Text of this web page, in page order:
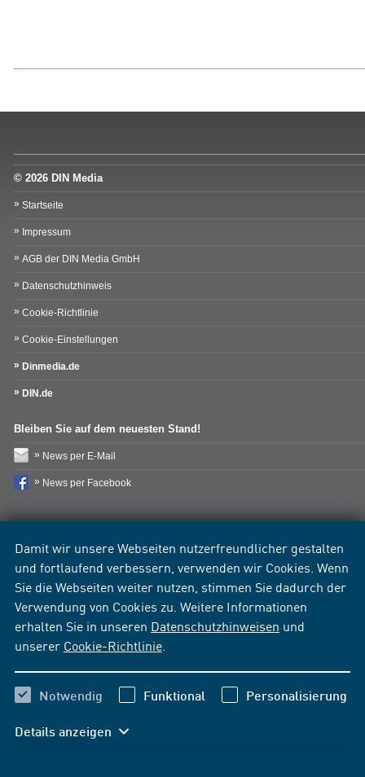
Damit wir unsere Webseiten nutzerfreundlicher gestalten
und fortlaufend verbessern, verwenden wir Cookies. Wenn
Sie die Webseiten weiter nutzen, stimmen Sie dadurch der
Verwendung von Cookies zu. Weitere Informationen
erhalten Sie in unseren Datenschutzhinweisen und
unserer Cookie-Richtlinie
Notwendig Funktional Personalisierung
Details anzeigen
© 2026 DIN Media
Startseite
Impressum
AGB der DIN Media GmbH
Datenschutzhinweis
Cookie-Richtlinie
Cookie-Einstellungen
Dinmedia.de
DIN.de
Bleiben Sie auf dem neuesten Stand!
News per E-Mail
News per Facebook